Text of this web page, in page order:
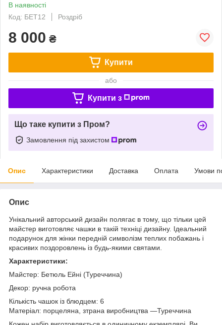
В наявності
Код: БЕТ12
Роздріб
8 000 ₴
Купити
або
Купити з
Що таке купити з Пром?
Замовлення під захистом
Опис Характеристики Доставка Оплата Умови
Опис
Унікальний авторський дизайн полягає в тому, що тільки цей
майстер виготовляє чашки в такій техніці дизайну. Ідеальний
подарунок для жінки передній символізм теплих побажань і
красивих поздоровлень із будь-якими святами.
Характеристики:
Майстер: Бетюль Ейні (Туреччина)
Декор: ручна робота
Кількість чашок із блюдцем: 6
Матеріал: порцеляна, зтрана виробництва —Туреччина